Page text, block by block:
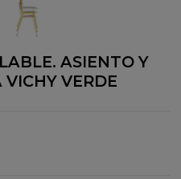
ASIENTO Y
VICHY VERDE